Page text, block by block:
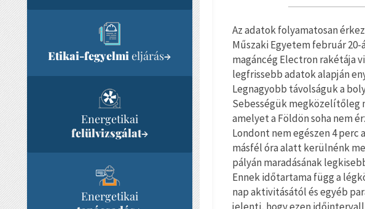
Etikai-fegyelmieljárás→
Energetikai
felülvizsgálat→
Energetikai
Az adatok folyamatosan
Műszaki Egyetem február
magáncég Electron rakétája
legfrissebb adatok alapján
Legnagyobb távolságuk a
Sebességük megközelítőleg
amelyet a Földön soha nem
Londont nem egészen 4
másfél óra alatt kerülnénk
pályán maradásának
Ennek időtartama függ a
nap aktivitásától és egyéb